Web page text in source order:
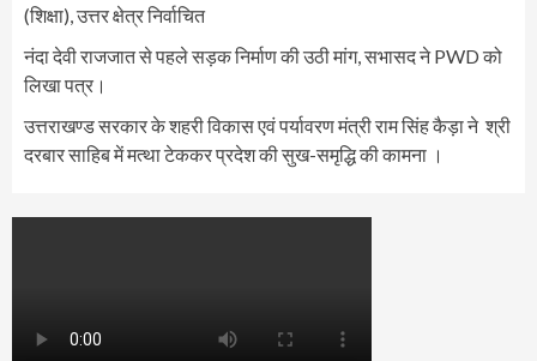
(शिक्षा), उत्तर क्षेत्र निर्वाचित
नंदा देवी राजजात से पहले सड़क निर्माण की उठी मांग, सभासद ने PWD को
लिखा पत्र।
उत्तराखण्ड सरकार के शहरी विकास एवं पर्यावरण मंत्री राम सिंह कैड़ा ने श्री
दरबार साहिब में मत्था टेककर प्रदेश की सुख-समृद्धि की कामना ।